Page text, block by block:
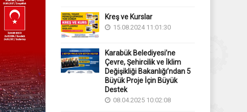
Kreş ve Kurslar
15.08.2024 11:01:30
Karabük Belediyesi’ne
Çevre, Şehircilik ve İklim
Değişikliği Bakanlığı’ndan 5
Büyük Proje İçin Büyük
Destek
08.04.2025 10:02:08